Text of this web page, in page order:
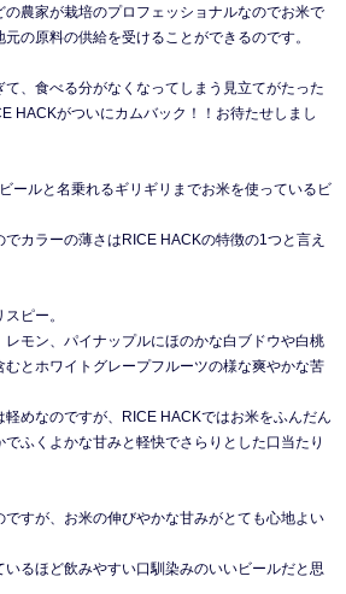
農家が栽培のプロフェッショナルなのでお米で
の原料の供給を受けることができるのです。
、食べる分がなくなってしまう見立てがたった
HACKがついにカムバック！！お待たせしまし
ールと名乗れるギリギリまでお米を使っているビ
カラーの薄さはRICE HACKの特徴の1つと言え
ピー。
モン、パイナップルにほのかな白ブドウや白桃
とホワイトグレープフルーツの様な爽やかな苦
めなのですが、RICE HACKではお米をふんだん
ふくよかな甘みと軽快でさらりとした口当たり
すが、お米の伸びやかな甘みがとても心地よい
るほど飲みやすい口馴染みのいいビールだと思